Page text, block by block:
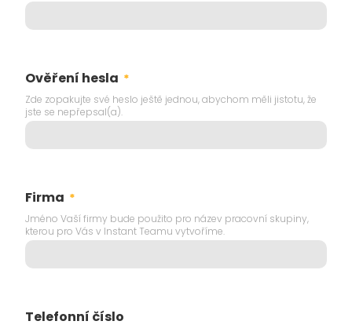
Ověření hesla *
Zde zopakujte své heslo ještě jednou, abychom měli jistotu, že
jste se nepřepsal(a).
Firma *
Jméno Vaší firmy bude použito pro název pracovní skupiny,
kterou pro Vás v Instant Teamu vytvoříme.
Telefonní číslo